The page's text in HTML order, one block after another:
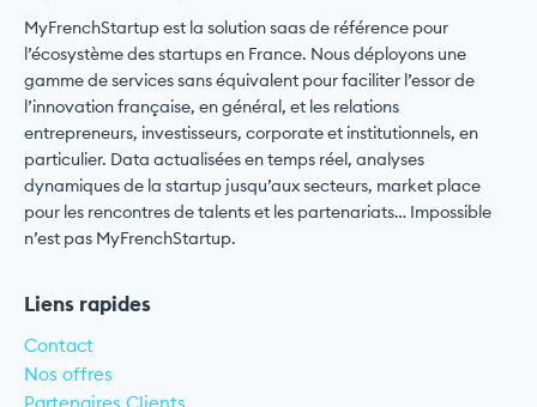
MyFrenchStartup est la solution saas de référence pour
l’écosystème des startups en France. Nous déployons une
gamme de services sans équivalent pour faciliter l’essor de
l’innovation française, en général, et les relations
entrepreneurs, investisseurs, corporate et institutionnels, en
particulier. Data actualisées en temps réel, analyses
dynamiques de la startup jusqu’aux secteurs, market place
pour les rencontres de talents et les partenariats… Impossible
n’est pas MyFrenchStartup.
Liens rapides
Contact
Nos offres